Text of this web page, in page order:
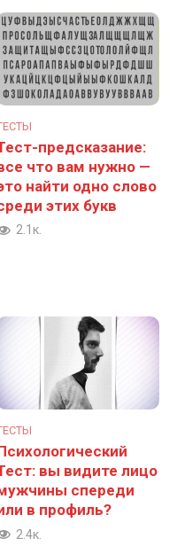
предсказание:
что вам нужно —
найти одно слово
этих букв
2.1к.
вы видите лицо
спереди
в профиль?
2.4к.